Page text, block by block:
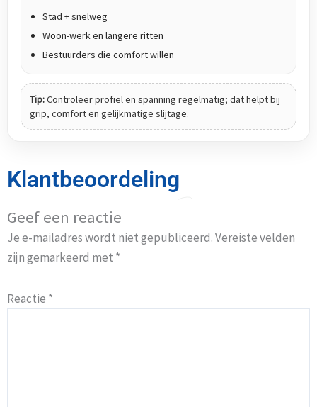
Stad + snelweg
Woon-werk en langere ritten
Bestuurders die comfort willen
Tip:Controleer profiel en spanning regelmatig; dat helpt bij
grip, comfort en gelijkmatige slijtage.
Klantbeoordeling
Geef een reactie
Je e-mailadres wordt niet gepubliceerd.Vereiste velden
zijn gemarkeerd met *
Reactie *